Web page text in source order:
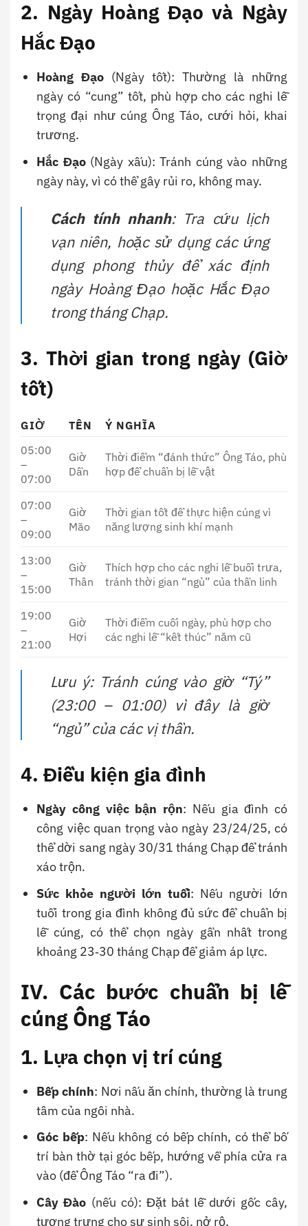
2. Ngày Hoàng Đạo và Ngày
Hắc Đạo
Hoàng Đạo (Ngày tốt): Thường là những
ngày có “cung” tốt, phù hợp cho các nghi lễ
trọng đại như cúng Ông Táo, cưới hỏi, khai
trương.
Hắc Đạo(Ngày xấu): Tránh cúng vào những
ngày này, vì có thể gây rủi ro, không may.
Cách tính nhanh: Tra cứu lịch
vạn niên, hoặc sử dụng các ứng
dụng phong thủy để xác định
ngày Hoàng Đạo hoặc Hắc Đạo
trong tháng Chạp.
3. Thời gian trong ngày (Giờ
tốt)
GIỜ TÊN
Ý NGHĨA
05:00
–
07:00
Giờ
Dần
Thời điểm “đánh thức” Ông Táo, phù
hợp để chuẩn bị lễ vật
07:00
–
09:00
Giờ
Mão
Thời gian tốt để thực hiện cúng vì
năng lượng sinh khí mạnh
13:00
–
15:00
Giờ
Thân
Thích hợp cho các nghi lễ buổi trưa,
tránh thời gian “ngủ” của thần linh
19:00
–
21:00
Giờ
Hợi
Thời điểm cuối ngày, phù hợp cho
các nghi lễ “kết thúc” năm cũ
Lưu ý: Tránh cúng vào giờ “Tý”
(23:00 – 01:00) vì đây là giờ
“ngủ” của các vị thần.
4. Điều kiện gia đình
Ngày công việc bận rộn: Nếu gia đình có
công việc quan trọng vào ngày 23/24/25, có
thể dời sang ngày 30/31 tháng Chạp để tránh
xáo trộn.
Sức khỏe người lớn tuổi: Nếu người lớn
tuổi trong gia đình không đủ sức để chuẩn bị
lễ cúng, có thể chọn ngày gần nhất trong
khoảng 23‑30 tháng Chạp để giảm áp lực.
IV. Các bước chuẩn bị lễ
cúng Ông Táo
1. Lựa chọn vị trí cúng
Bếp chính: Nơi nấu ăn chính, thường là trung
tâm của ngôi nhà.
Góc bếp: Nếu không có bếp chính, có thể bố
trí bàn thờ tại góc bếp, hướng về phía cửa ra
vào (để Ông Táo “ra đi”).
Cây Đào (nếu có): Đặt bát lễ dưới gốc cây,
tượng trưng cho sự sinh sôi, nở rộ.